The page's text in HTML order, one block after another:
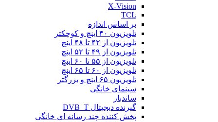
X-Vision
TCL
بر اساس اندازه
تلویزیون ۴۰ اینچ و کوچکتر
تلویزیون از ۴۲ تا ۴۸ اینچ
تلویزیون از ۴۹ تا ۵۲ اینچ
تلویزیون از ۵۵ تا ۶۰ اینچ
تلویزیون از ۶۰ تا ۶۵ اینچ
تلویزیون ۶۵ اینچ و بزرگتر
سینمای خانگی
ساندبار
گیرنده دیجیتال DVB_T
پخش کننده چند رسانه ای خانگی